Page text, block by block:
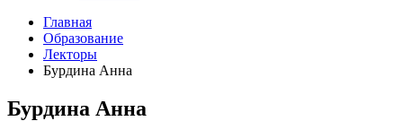
Главная
Образование
Лекторы
Бурдина Анна
Бурдина Анна